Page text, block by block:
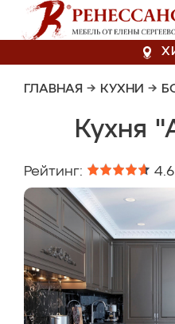
ГЛАВНАЯ → КУХНИ →
Кухня
Рейтинг: 4.6